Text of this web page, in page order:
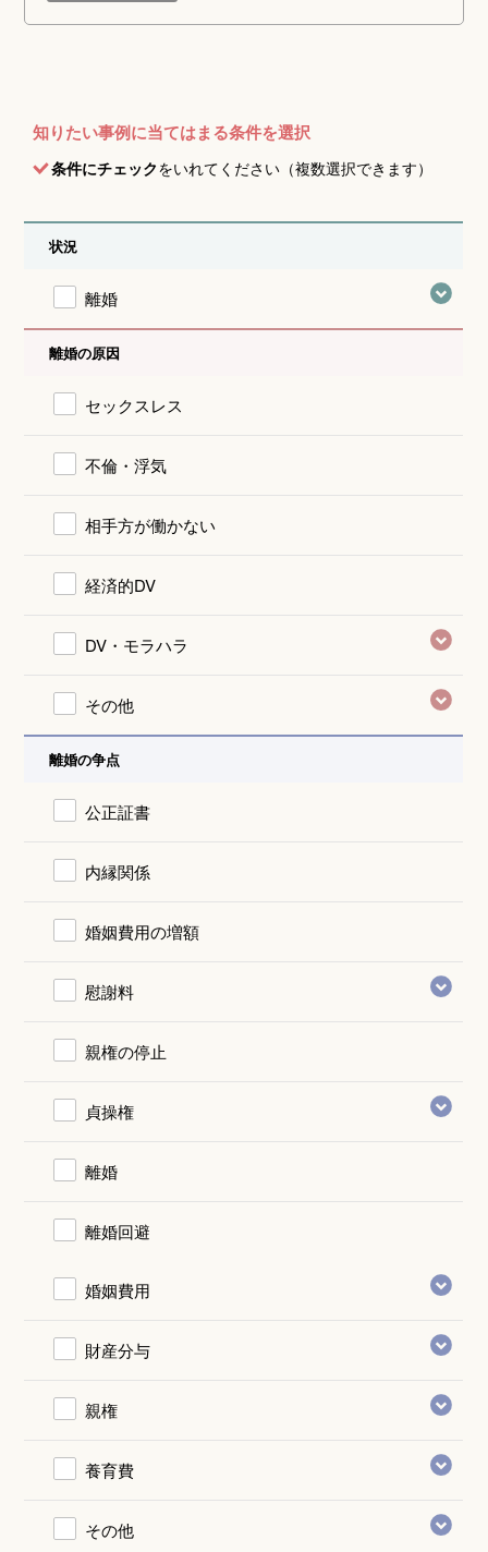
知りたい事例に当てはまる条件を選択
条件にチェックをいれてください（複数選択できます）
状況
離婚
離婚の原因
セックスレス
不倫・浮気
相手方が働かない
経済的DV
DV・モラハラ
その他
離婚の争点
公正証書
内縁関係
婚姻費用の増額
慰謝料
親権の停止
貞操権
離婚
離婚回避
婚姻費用
財産分与
親権
養育費
その他